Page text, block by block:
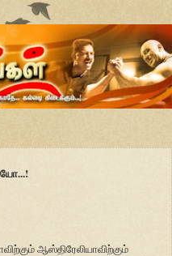
ஆஸ்திரேலியாவிற்கும்